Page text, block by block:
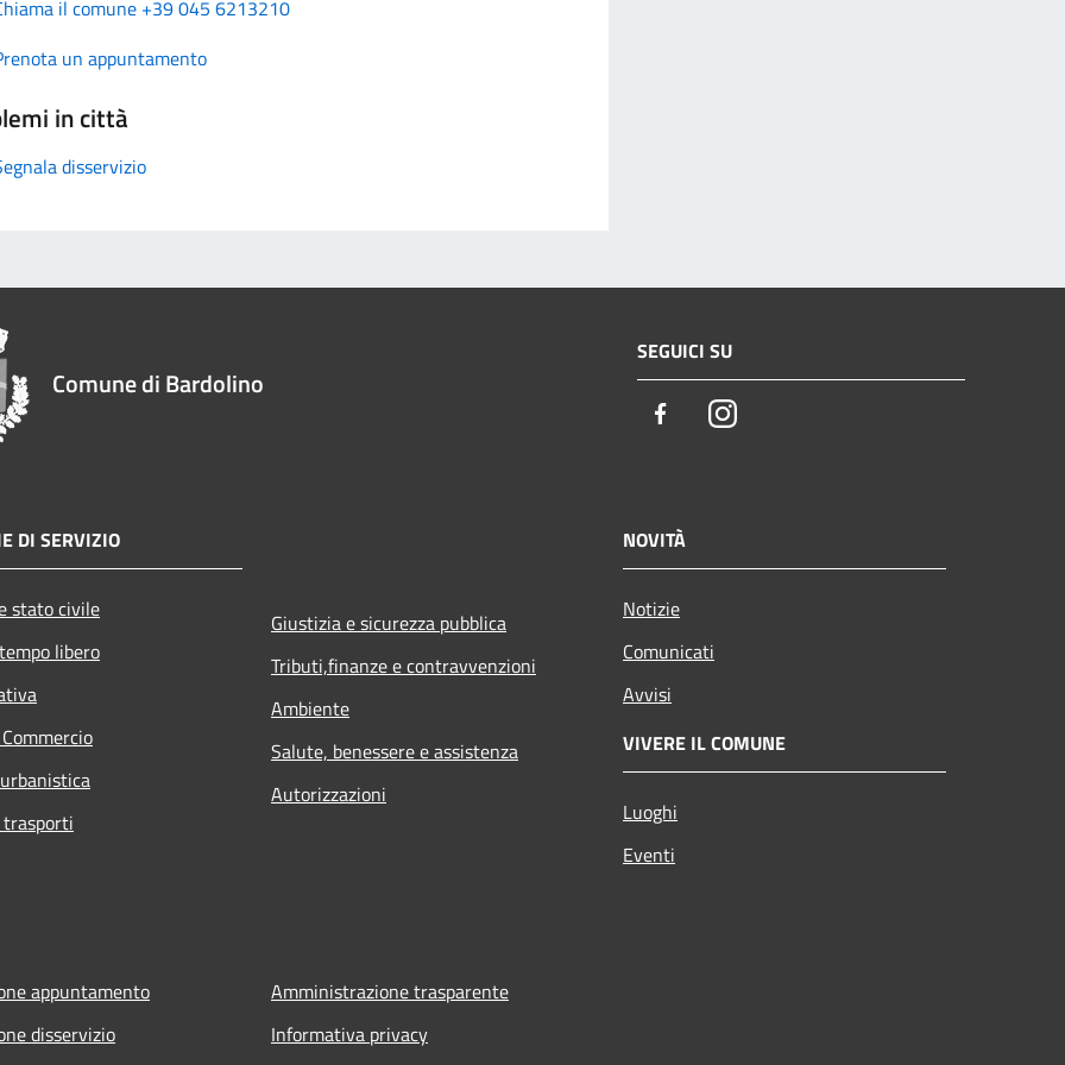
il comune +39 045 6213210
un appuntamento
in città
disservizio
Comune di Bardolino
SEGUICI SU
FacebookInstagram
DI SERVIZIO
stato civile
libero
Giustizia e sicurezza pubblica
Tributi,finanze e contravvenzioni
Ambiente
Salute, benessere e assistenza
Autorizzazioni
NOVITÀ
Notizie
Comunicati
Avvisi
VIVERE IL COMUNE
Luoghi
Eventi
appuntamento
disservizio
Amministrazione trasparente
Informativa privacy